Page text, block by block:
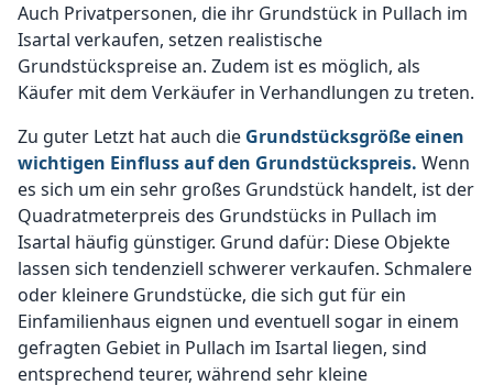
Auch Privatpersonen, die ihr Grundstück in Pullach im
Isartal verkaufen, setzen realistische
Grundstückspreise an. Zudem ist es möglich, als
Käufer mit dem Verkäufer in Verhandlungen zu treten.
Zu guter Letzt hat auch die Grundstücksgröße einen
wichtigen Einfluss auf den Grundstückspreis. Wenn
es sich um ein sehr großes Grundstück handelt, ist der
Quadratmeterpreis des Grundstücks in Pullach im
Isartal häufig günstiger. Grund dafür: Diese Objekte
lassen sich tendenziell schwerer verkaufen. Schmalere
oder kleinere Grundstücke, die sich gut für ein
Einfamilienhaus eignen und eventuell sogar in einem
gefragten Gebiet in Pullach im Isartal liegen, sind
entsprechend teurer, während sehr kleine